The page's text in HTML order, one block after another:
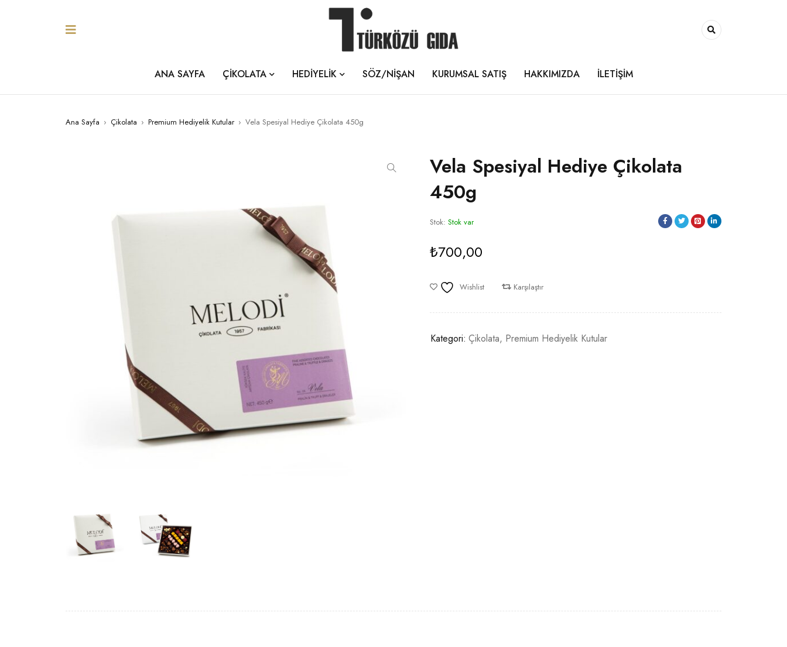
ANA SAYFA ÇİKOLATA HEDİYELİK SÖZ/NİŞAN KURUMSAL SATIŞ HAKKIMIZDA İLETİŞİM
Ana Sayfa › Çikolata › Premium Hediyelik Kutular › Vela Spesiyal Hediye Çikolata 450g
Vela Spesiyal Hediye Çikolata
450g
Stok: Stok var
₺700,00
Wishlist Karşılaştır
Kategori: Çikolata, Premium Hediyelik Kutular